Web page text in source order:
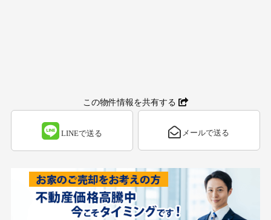
この物件情報を共有する
LINEで送る メールで送る